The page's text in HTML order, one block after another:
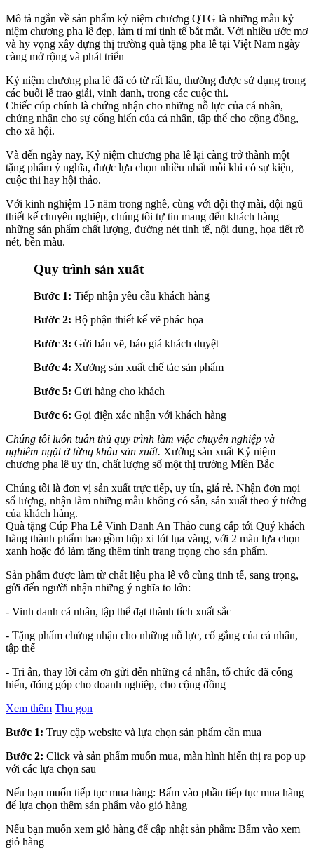
Mô tả ngắn về sản phẩm kỷ niệm chương QTG là những mẫu kỷ
niệm chương pha lê đẹp, làm tỉ mỉ tinh tế bắt mắt. Với nhiều ước mơ
và hy vọng xây dựng thị trường quà tặng pha lê tại Việt Nam ngày
càng mở rộng và phát triển
Kỷ niệm chương pha lê đã có từ rất lâu, thường được sử dụng trong
các buổi lễ trao giải, vinh danh, trong các cuộc thi.
Chiếc cúp chính là chứng nhận cho những nỗ lực của cá nhân,
chứng nhận cho sự cống hiến của cá nhân, tập thể cho cộng đồng,
cho xã hội.
Và đến ngày nay, Kỷ niệm chương pha lê lại càng trở thành một
tặng phẩm ý nghĩa, được lựa chọn nhiều nhất mỗi khi có sự kiện,
cuộc thi hay hội thảo.
Với kinh nghiệm 15 năm trong nghề, cùng với đội thợ mài, đội ngũ
thiết kế chuyên nghiệp, chúng tôi tự tin mang đến khách hàng
những sản phẩm chất lượng, đường nét tinh tế, nội dung, họa tiết rõ
nét, bền màu.
Quy trình sản xuất
Bước 1: Tiếp nhận yêu cầu khách hàng
Bước 2: Bộ phận thiết kế vẽ phác họa
Bước 3: Gửi bản vẽ, báo giá khách duyệt
Bước 4: Xưởng sản xuất chế tác sản phẩm
Bước 5: Gửi hàng cho khách
Bước 6: Gọi điện xác nhận với khách hàng
Chúng tôi luôn tuân thủ quy trình làm việc chuyên nghiệp và
nghiêm ngặt ở từng khâu sản xuất. Xưởng sản xuất Kỷ niệm
chương pha lê uy tín, chất lượng số một thị trường Miền Bắc
Chúng tôi là đơn vị sản xuất trực tiếp, uy tín, giá rẻ. Nhận đơn mọi
số lượng, nhận làm những mẫu không có sẵn, sản xuất theo ý tưởng
của khách hàng.
Quà tặng Cúp Pha Lê Vinh Danh An Thảo cung cấp tới Quý khách
hàng thành phẩm bao gồm hộp xi lót lụa vàng, với 2 màu lựa chọn
xanh hoặc đỏ làm tăng thêm tính trang trọng cho sản phẩm.
Sản phẩm được làm từ chất liệu pha lê vô cùng tinh tế, sang trọng,
gửi đến người nhận những ý nghĩa to lớn:
- Vinh danh cá nhân, tập thể đạt thành tích xuất sắc
- Tặng phẩm chứng nhận cho những nỗ lực, cố gắng của cá nhân,
tập thể
- Tri ân, thay lời cảm ơn gửi đến những cá nhân, tổ chức đã cống
hiến, đóng góp cho doanh nghiệp, cho cộng đồng
Xem thêm Thu gọn
Bước 1: Truy cập website và lựa chọn sản phẩm cần mua
Bước 2: Click và sản phẩm muốn mua, màn hình hiển thị ra pop up
với các lựa chọn sau
Nếu bạn muốn tiếp tục mua hàng: Bấm vào phần tiếp tục mua hàng
để lựa chọn thêm sản phẩm vào giỏ hàng
Nếu bạn muốn xem giỏ hàng để cập nhật sản phẩm: Bấm vào xem
giỏ hàng